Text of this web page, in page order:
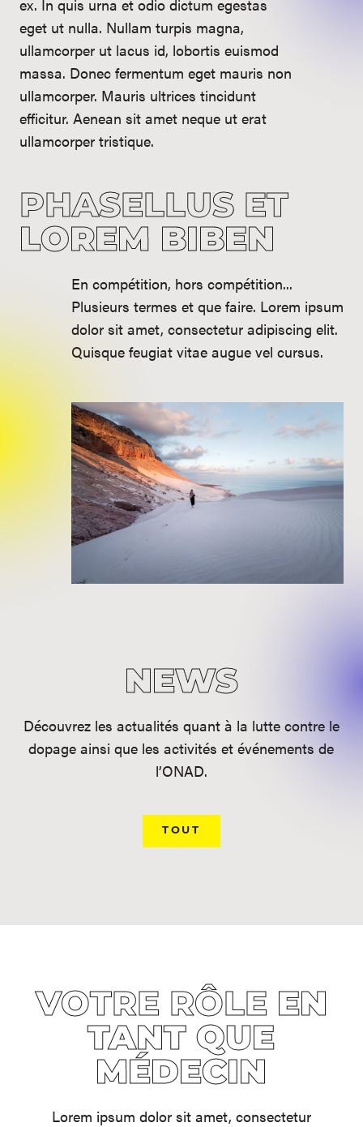
ex. In quis urna et odio dictum egestas
eget ut nulla. Nullam turpis magna,
ullamcorper ut lacus id, lobortis euismod
massa. Donec fermentum eget mauris non
ullamcorper. Mauris ultrices tincidunt
efficitur. Aenean sit amet neque ut erat
ullamcorper tristique.
PHASELLUS ET
LOREM BIBEN
En compétition, hors compétition...
Plusieurs termes et que faire. Lorem ipsum
dolor sit amet, consectetur adipiscing elit.
Quisque feugiat vitae augue vel cursus.
NEWS
Découvrez les actualités quant à la lutte contre le
dopage ainsi que les activités et événements de
l’ONAD.
TOUT
VOTRE RÔLE EN
TANT QUE
MÉDECIN
Lorem ipsum dolor sit amet, consectetur